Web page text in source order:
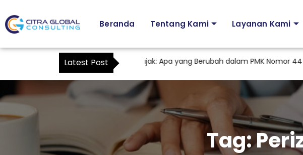
Beranda Tentang Kami Layanan Kami
Latest Post
Karyawan sebagai Kuasa Wajib Pajak: Apa yang Berubah dalam PMK Nomor 44
Tag: